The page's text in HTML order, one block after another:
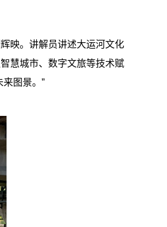
映。讲解员讲述大运河文化
慧城市、数字文旅等技术赋
图景。 ”